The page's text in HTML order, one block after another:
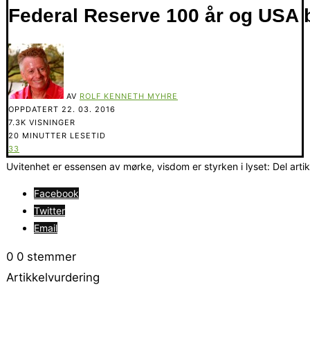
Federal Reserve 100 år og USA
AV ROLF KENNETH MYHRE
OPPDATERT 22. 03. 2016
7.3K VISNINGER
20 MINUTTER LESETID
33
Uvitenhet er essensen av mørke, visdom er styrken i lyset: Del
Facebook
Twitter
Email
0 0 stemmer
Artikkelvurdering